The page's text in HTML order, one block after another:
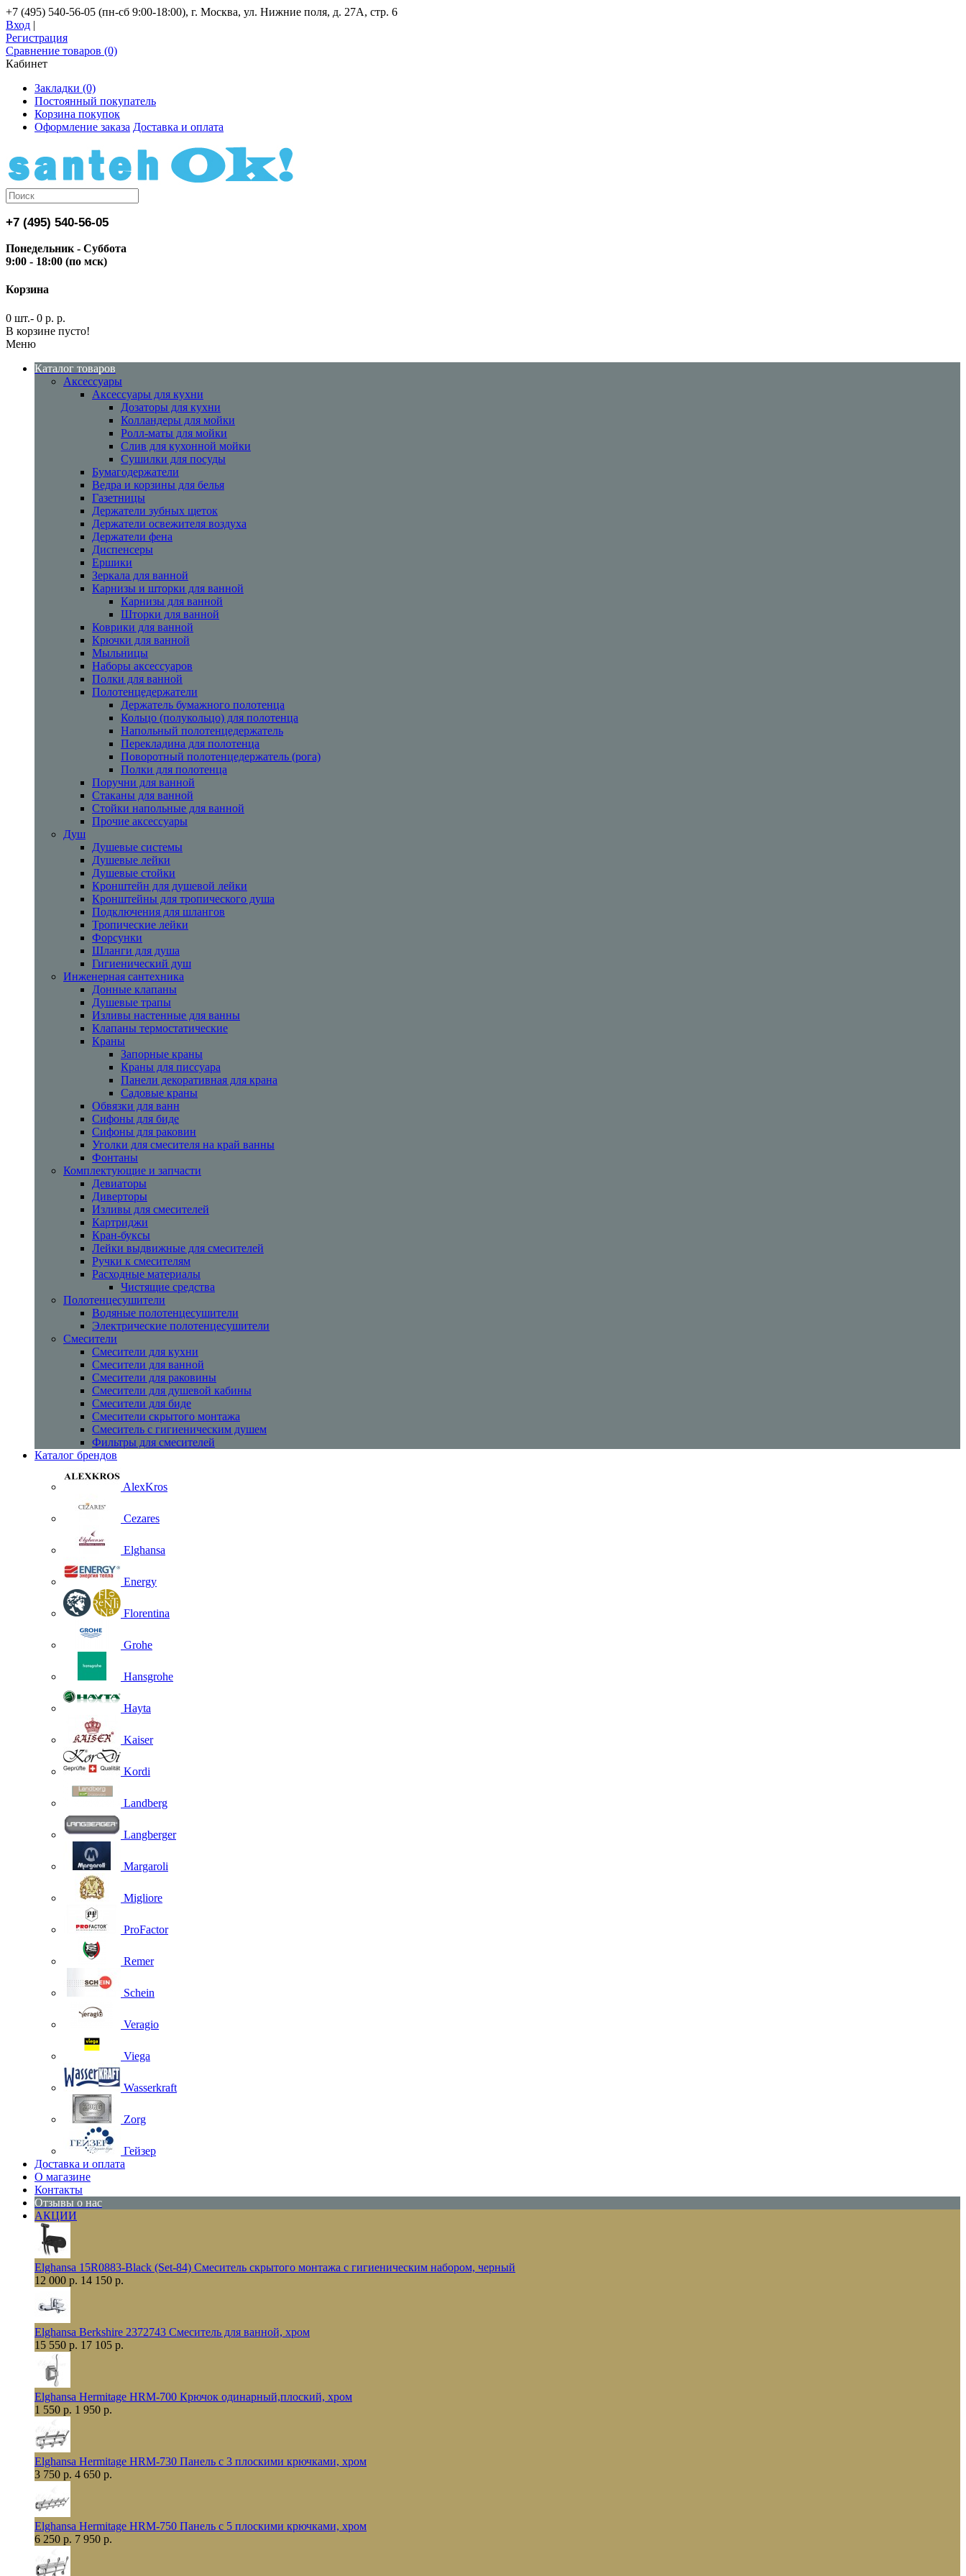
+7 (495) 540-56-05 (пн-сб 9:00-18:00), г. Москва, ул. Нижние поля, д. 27А, стр. 6
Вход |
Регистрация
Сравнение товаров (0)
Кабинет
Закладки (0)
Постоянный покупатель
Корзина покупок
Оформление заказа Доставка и оплата
+7 (495) 540-56-05
Понедельник - Суббота
9:00 - 18:00 (по мск)
Корзина
0 шт.- 0 р. р.
В корзине пусто!
Меню
Каталог товаров
Аксессуары
Аксессуары для кухни
Дозаторы для кухни
Колландеры для мойки
Ролл-маты для мойки
Слив для кухонной мойки
Сушилки для посуды
Бумагодержатели
Ведра и корзины для белья
Газетницы
Держатели зубных щеток
Держатели освежителя воздуха
Держатели фена
Диспенсеры
Ершики
Зеркала для ванной
Карнизы и шторки для ванной
Карнизы для ванной
Шторки для ванной
Коврики для ванной
Крючки для ванной
Мыльницы
Наборы аксессуаров
Полки для ванной
Полотенцедержатели
Держатель бумажного полотенца
Кольцо (полукольцо) для полотенца
Напольный полотенцедержатель
Перекладина для полотенца
Поворотный полотенцедержатель (рога)
Полки для полотенца
Поручни для ванной
Стаканы для ванной
Стойки напольные для ванной
Прочие аксессуары
Душ
Душевые системы
Душевые лейки
Душевые стойки
Кронштейн для душевой лейки
Кронштейны для тропического душа
Подключения для шлангов
Тропические лейки
Форсунки
Шланги для душа
Гигиенический душ
Инженерная сантехника
Донные клапаны
Душевые трапы
Изливы настенные для ванны
Клапаны термостатические
Краны
Запорные краны
Краны для писсуара
Панели декоративная для крана
Садовые краны
Обвязки для ванн
Сифоны для биде
Сифоны для раковин
Уголки для смесителя на край ванны
Фонтаны
Комплектующие и запчасти
Девиаторы
Диверторы
Изливы для смесителей
Картриджи
Кран-буксы
Лейки выдвижные для смесителей
Ручки к смесителям
Расходные материалы
Чистящие средства
Полотенцесушители
Водяные полотенцесушители
Электрические полотенцесушители
Смесители
Смесители для кухни
Смесители для ванной
Смесители для раковины
Смесители для душевой кабины
Смесители для биде
Смесители скрытого монтажа
Смеситель с гигиеническим душем
Фильтры для смесителей
Каталог брендов
AlexKros
Cezares
Elghansa
Energy
Florentina
Grohe
Hansgrohe
Hayta
Kaiser
Kordi
Landberg
Langberger
Margaroli
Migliore
ProFactor
Remer
Schein
Veragio
Viega
Wasserkraft
Zorg
Гейзер
Доставка и оплата
О магазине
Контакты
Отзывы о нас
АКЦИИ
Elghansa 15R0883-Black (Set-84) Смеситель скрытого монтажа с гигиеническим набором, черный
12 000 р. 14 150 р.
Elghansa Berkshire 2372743 Смеситель для ванной, хром
15 550 р. 17 105 р.
Elghansa Hermitage HRM-700 Крючок одинарный,плоский, хром
1 550 р. 1 950 р.
Elghansa Hermitage HRM-730 Панель с 3 плоскими крючками, хром
3 750 р. 4 650 р.
Elghansa Hermitage HRM-750 Панель с 5 плоскими крючками, хром
6 250 р. 7 950 р.